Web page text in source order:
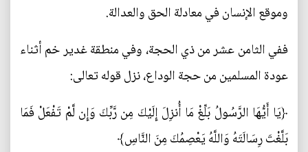
وموقع الإنسان في معادلة الحق والعدالة.
ففي الثامن عشر من ذي الحجة، وفي منطقة غدير خم أثناء
عودة المسلمين من حجة الوداع، نزل قوله تعالى:
﴿يَا أَيُّهَا الرَّسُولُ بَلِّغْ مَا أُنزِلَ إِلَيْكَ مِن رَّبِّكَ وَإِن لَّمْ تَفْعَلْ فَمَا
بَلَّغْتَ رِسَالَتَهُ وَاللَّهُ يَعْصِمُكَ مِنَ النَّاسِ﴾